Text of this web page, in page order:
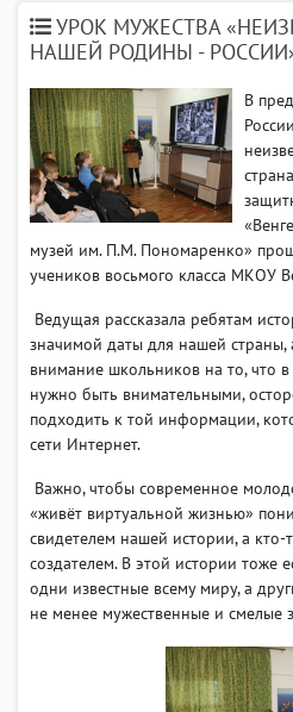
УРОК МУЖЕСТВА
НАШЕЙ РОДИНЫ -
В
музей им. П.М. Пономаренко»
учеников восьмого класса МКОУ
Ведущая рассказала ребятам
значимой даты для нашей страны,
внимание школьников на то, что
нужно быть внимательными,
подходить к той информации,
сети Интернет.
Важно, чтобы современное
«живёт виртуальной жизнью»
свидетелем нашей истории, а
создателем. В этой истории тоже
одни известные всему миру, а
не менее мужественные и смелые